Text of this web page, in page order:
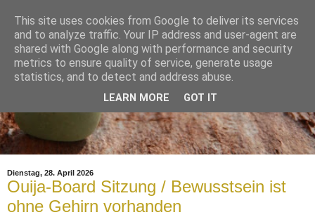
Dienstag, 28. April 2026
Ouija-Board Sitzung / Bewusstsein ist
ohne Gehirn vorhanden
This site uses cookies from Google to deliver its services
and to analyze traffic. Your IP address and user-agent are
shared with Google along with performance and security
metrics to ensure quality of service, generate usage
statistics, and to detect and address abuse.
LEARN MORE GOT IT